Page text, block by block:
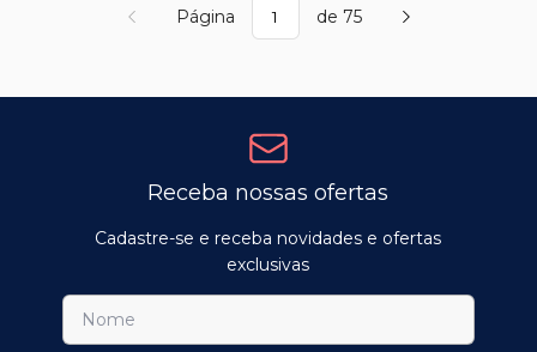
Página de 75
Receba nossas ofertas
Cadastre-se e receba novidades e ofertas
exclusivas